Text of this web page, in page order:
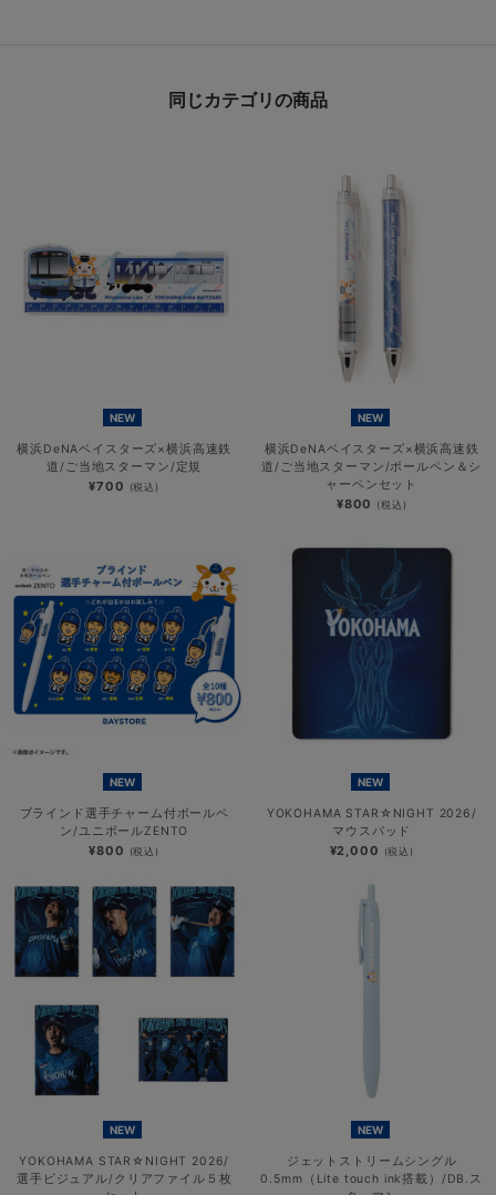
同じカテゴリの商品
NEW
横浜DeNAベイスターズ×横浜高速鉄
道/ご当地スターマン/定規
¥700 (税込)
NEW
横浜DeNAベイスターズ×横浜高速鉄
道/ご当地スターマン/ボールペン＆シ
ャーペンセット
¥800 (税込)
NEW
ブラインド選手チャーム付ボールペ
ン/ユニボールZENTO
¥800 (税込)
NEW
YOKOHAMA STAR☆NIGHT 2026/
マウスパッド
¥2,000 (税込)
NEW
YOKOHAMA STAR☆NIGHT 2026/
選手ビジュアル/クリアファイル５枚
NEW
ジェットストリームシングル
0.5mm（Lite touch ink搭載）/DB.ス